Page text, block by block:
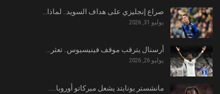
صراع إنجليزي على هداف السويد.. لماذا…
يوليو 31, 2026
أرسنال يترقب موقف فينيسيوس.. تعثر…
يوليو 26, 2026
مانشستر يونايتد يشعل ميركاتو أوروبا..…